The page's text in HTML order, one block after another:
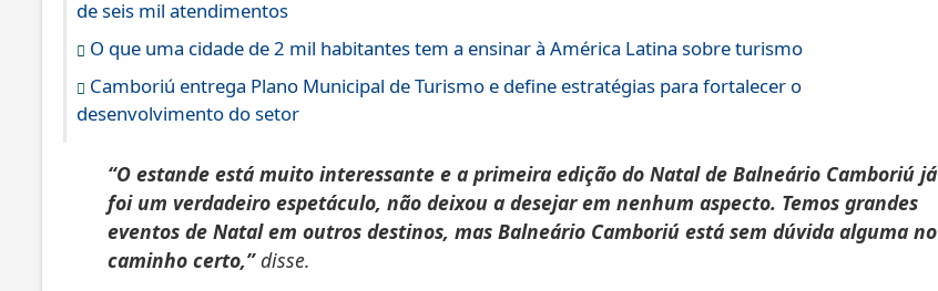
de seis mil atendimentos
O que uma cidade de 2 mil habitantes tem a ensinar à América Latina sobre turismo
Camboriú entrega Plano Municipal de Turismo e define estratégias para fortalecer o
desenvolvimento do setor
“O estande está muito interessante e a primeira edição do Natal de Balneário Camboriú já
foi um verdadeiro espetáculo, não deixou a desejar em nenhum aspecto. Temos grandes
eventos de Natal em outros destinos, mas Balneário Camboriú está sem dúvida alguma no
caminho certo,”disse.